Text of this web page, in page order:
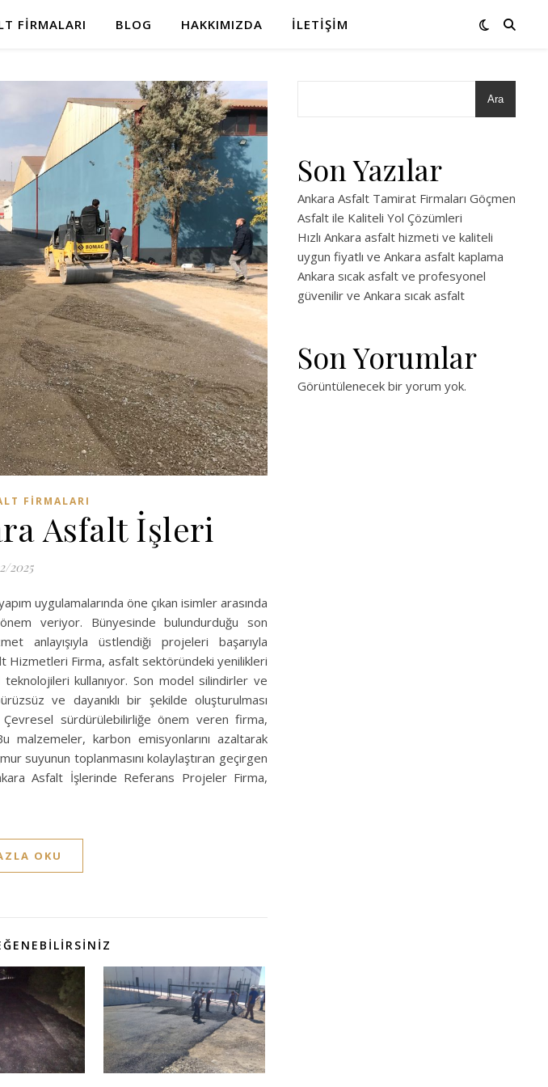
FIRMALARI BLOG HAKKIMIZDA İLETIŞIM
FIRMALARI
Asfalt İşleri
2025
uygulamalarında öne çıkan isimler arasında
veriyor. Bünyesinde bulundurduğu son
anlayışıyla üstlendiği projeleri başarıyla
Hizmetleri Firma, asfalt sektöründeki yenilikleri
kullanıyor. Son model silindirler ve
ve dayanıklı bir şekilde oluşturulması
Çevresel sürdürülebilirliğe önem veren firma,
karbon emisyonlarını azaltarak
suyunun toplanmasını kolaylaştıran geçirgen
Asfalt İşlerinde Referans Projeler Firma,
OKU
Ara
Son Yazılar
Ankara Asfalt Tamirat Firmaları Göçmen
Asfalt ile Kaliteli Yol Çözümleri
Hızlı Ankara asfalt hizmeti ve kaliteli
uygun fiyatlı ve Ankara asfalt kaplama
Ankara sıcak asfalt ve profesyonel
güvenilir ve Ankara sıcak asfalt
Son Yorumlar
Görüntülenecek bir yorum yok.